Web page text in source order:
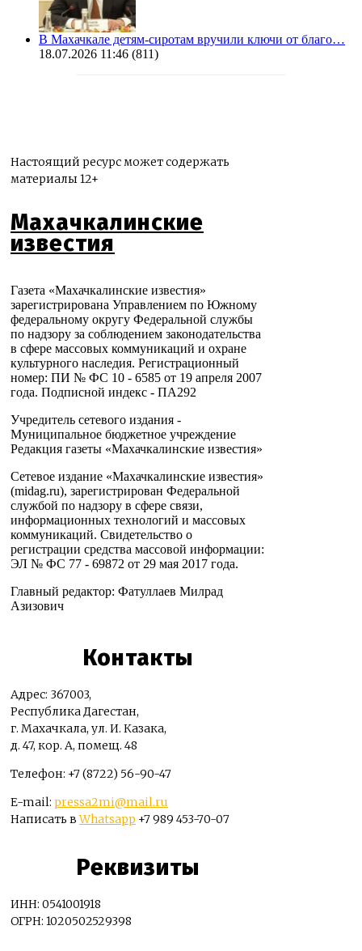
В Махачкале детям-сиротам вручили ключи от благо…
18.07.2026 11:46 (811)
Настоящий ресурс может содержать
материалы 12+
Махачкалинские
известия
Газета «Махачкалинские известия»
зарегистрирована Управлением по Южному
федеральному округу Федеральной службы
по надзору за соблюдением законодательства
в сфере массовых коммуникаций и охране
культурного наследия. Регистрационный
номер: ПИ № ФС 10 - 6585 от 19 апреля 2007
года. Подписной индекс - ПА292
Учредитель сетевого издания -
Муниципальное бюджетное учреждение
Редакция газеты «Махачкалинские известия»
Сетевое издание «Махачкалинские известия»
(midag.ru), зарегистрирован Федеральной
службой по надзору в сфере связи,
информационных технологий и массовых
коммуникаций. Свидетельство о
регистрации средства массовой информации:
ЭЛ № ФС 77 - 69872 от 29 мая 2017 года.
Главный редактор: Фатуллаев Милрад
Азизович
Контакты
Адрес: 367003,
Республика Дагестан,
г. Махачкала, ул. И. Казака,
д. 47, кор. А, помещ. 48
Телефон: +7 (8722) 56-90-47
E-mail: pressa2mi@mail.ru
Написать вWhatsapp +7 989 453-70-07
Реквизиты
ИНН: 0541001918
ОГРН: 1020502529398